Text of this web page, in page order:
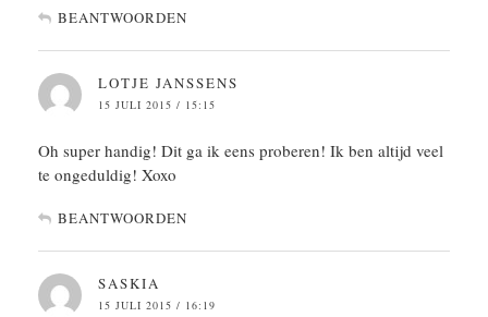
BEANTWOORDEN
LOTJE JANSSENS
15 JULI 2015 / 15:15
Oh super handig! Dit ga ik eens proberen! Ik ben altijd veel
te ongeduldig! Xoxo
BEANTWOORDEN
SASKIA
15 JULI 2015 / 16:19